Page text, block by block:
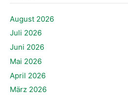
August 2026
Juli 2026
Juni 2026
Mai 2026
April 2026
März 2026